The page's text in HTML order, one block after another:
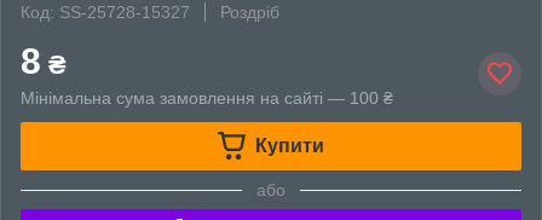
Код: SS-25728-15327
Роздріб
8 ₴
Мінімальна сума замовлення на сайті — 100 ₴
Купити
або